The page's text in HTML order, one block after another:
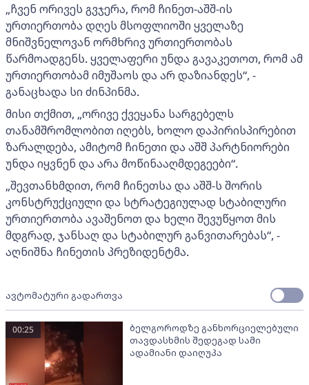
„ჩვენ ორივეს გვჯერა, რომ ჩინეთ-აშშ-ის
ურთიერთობა დღეს მსოფლიოში ყველაზე
მნიშვნელოვან ორმხრივ ურთიერთობას
წარმოადგენს. ყველაფერი უნდა გავაკეთოთ, რომ ამ
ურთიერთობამ იმუშაოს და არ დაზიანდეს“, -
განაცხადა სი ძინპინმა.
მისი თქმით, „ორივე ქვეყანა სარგებელს
თანამშრომლობით იღებს, ხოლო დაპირისპირებით
ზარალდება, ამიტომ ჩინეთი და აშშ პარტნიორები
უნდა იყვნენ და არა მოწინააღმდეგეები“.
„შევთანხმდით, რომ ჩინეთსა და აშშ-ს შორის
კონსტრუქციული და სტრატეგიულად სტაბილური
ურთიერთობა ავაშენოთ და ხელი შევუწყოთ მის
მდგრად, ჯანსაღ და სტაბილურ განვითარებას“, -
აღნიშნა ჩინეთის პრეზიდენტმა.
ავტომატური გადართვა
ბელგოროდზე განხორციელებული
თავდასხმის შედეგად სამი
ადამიანი დაიღუპა
00:25